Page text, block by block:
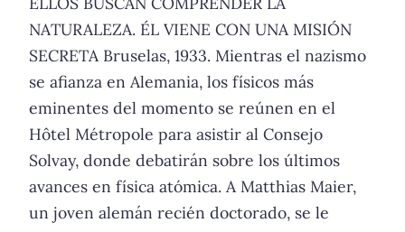
NATURALEZA. ÉL VIENE CON UNA MISIÓN
SECRETA Bruselas, 1933. Mientras el nazismo
se afianza en Alemania, los físicos más
eminentes del momento se reúnen en el
Hôtel Métropole para asistir al Consejo
Solvay, donde debatirán sobre los últimos
avances en física atómica. A Matthias Maier,
un joven alemán recién doctorado, se le